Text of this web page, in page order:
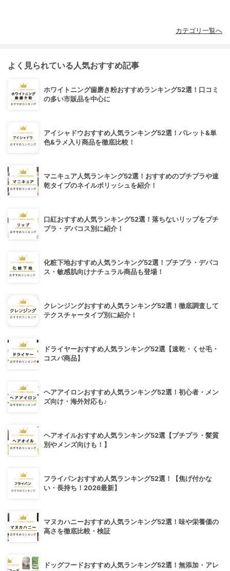
カテゴリ一覧へ
よく見られている人気おすすめ記事
ホワイトニング歯磨き粉おすすめランキング52選！口コミ
の多い市販品を中心に
アイシャドウおすすめ人気ランキング52選！パレット&単
色&ラメ入り商品を徹底比較！
マニキュア人気ランキング52選！おすすめのプチプラや速
乾タイプのネイルポリッシュを紹介！
口紅おすすめ人気ランキング52選！落ちないリップをプチ
プラ・デパコス別に紹介！
化粧下地おすすめ人気ランキング52選！プチプラ・デパコ
ス・敏感肌向けナチュラル商品も登場！
クレンジングおすすめ人気ランキング52選！徹底調査して
テクスチャータイプ別に紹介！
ドライヤーおすすめ人気ランキング52選【速乾・くせ毛・
コスパ商品】
ヘアアイロンおすすめ人気ランキング52選！初心者・メン
ズ向け・海外対応も♪
ヘアオイルおすすめ人気ランキング52選【プチプラ・髪質
別やメンズ向けも！】
フライパンおすすめ人気ランキング52選！【焦げ付かな
い・長持ち！2026最新】
マヌカハニーおすすめ人気ランキング52選！味や栄養価の
高さを徹底比較・検証
ドッグフードおすすめ人気ランキング52選！無添加・アレ